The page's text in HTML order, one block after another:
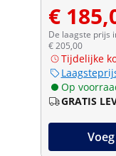
€
De laagste prijs
€ 205,00
Tijdelijke
Op
GRATIS